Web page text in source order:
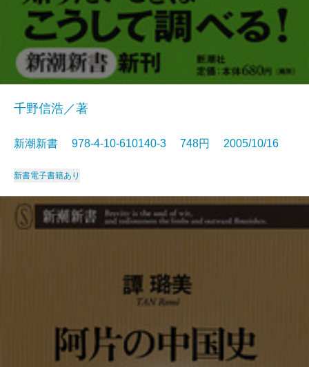
千野信浩／著
新潮新書 978-4-10-610140-3 748円 2005/10/16
新書電子書籍あり